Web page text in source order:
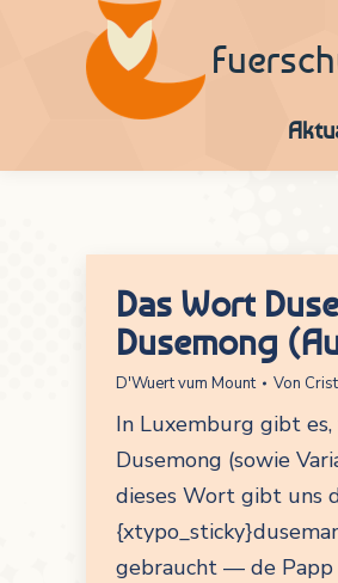
Das Wort
Dusemong
D'Wuert vum Mount Von
In Luxemburg gibt
Dusemong (sowie
dieses Wort gibt uns
gebraucht — de Papp